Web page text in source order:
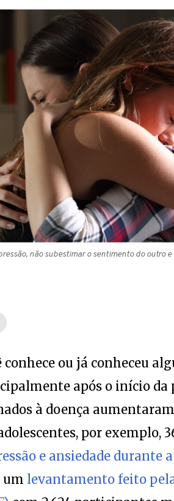
não subestimar o sentimento do outro
ou já conheceu
após o início da
à doença
por exemplo,
e ansiedade durante
um levantamento feito